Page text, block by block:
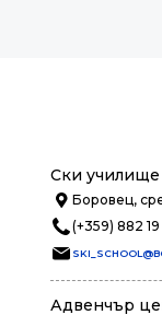
Ски училище
Боровец,
(+359) 882
Адвенчър